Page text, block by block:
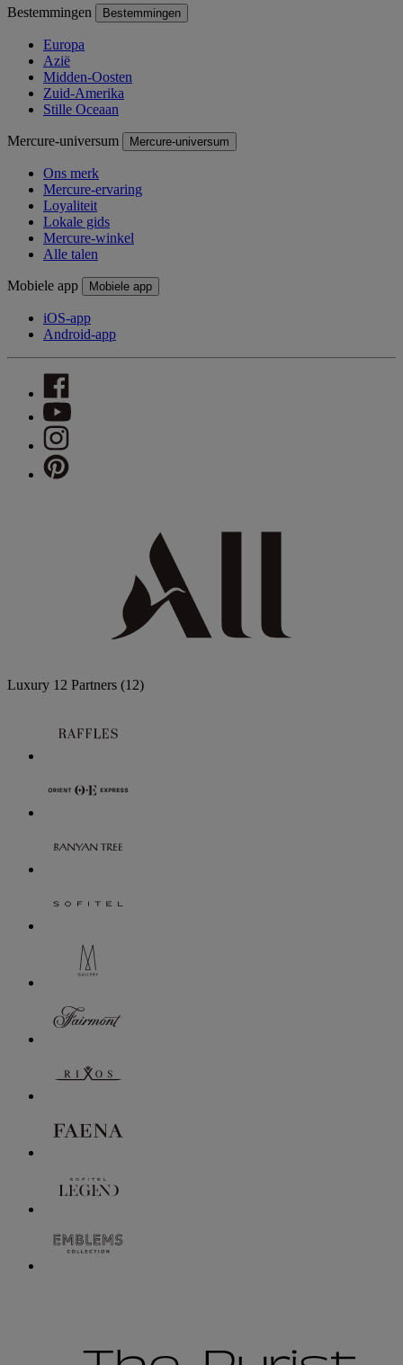
Bestemmingen Bestemmingen
Europa
Azië
Midden-Oosten
Zuid-Amerika
Stille Oceaan
Mercure-universum Mercure-universum
Ons merk
Mercure-ervaring
Loyaliteit
Lokale gids
Mercure-winkel
Alle talen
Mobiele app Mobiele app
iOS-app
Android-app
Luxury 12 Partners (12)